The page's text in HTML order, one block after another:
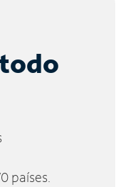
países.